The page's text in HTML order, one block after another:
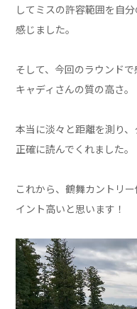
してミスの許容範囲を自
感じました。
そして、今回のラウンド
キャディさんの質の高さ。
本当に淡々と距離を測り
正確に読んでくれました。
これから、鶴舞カントリ
イント高いと思います！